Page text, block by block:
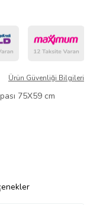
Ürün Güvenliği Bilgileri
75X59 cm